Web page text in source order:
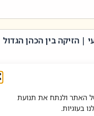
האתר ולנתח את תנועת
בעוגיות.
| הזיקה בין הכהן הגדול